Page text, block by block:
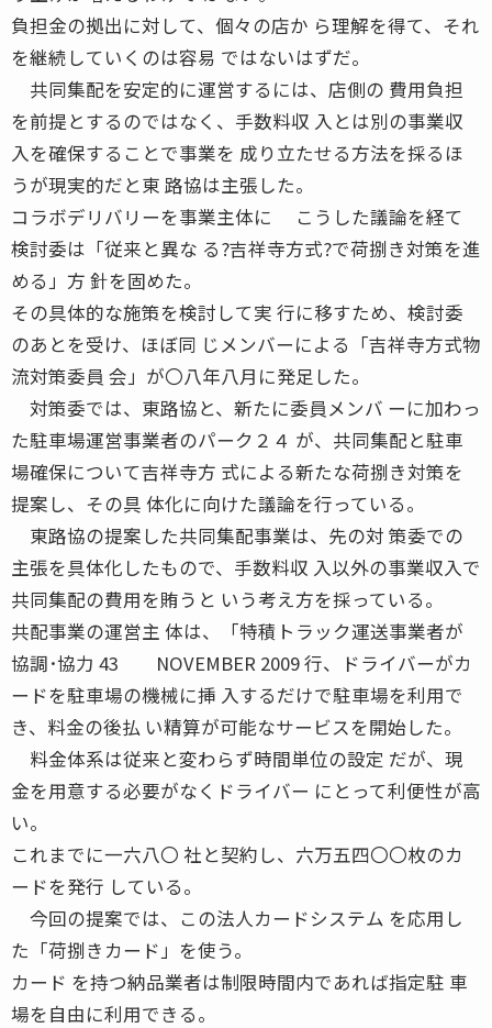
負担金の拠出に対して、個々の店か ら理解を得て、それ
を継続していくのは容易 ではないはずだ。
共同集配を安定的に運営するには、店側の 費用負担
を前提とするのではなく、手数料収 入とは別の事業収
入を確保することで事業を 成り立たせる方法を採るほ
うが現実的だと東 路協は主張した。
コラボデリバリーを事業主体に こうした議論を経て
検討委は「従来と異な る?吉祥寺方式?で荷捌き対策を進
める」方 針を固めた。
その具体的な施策を検討して実 行に移すため、検討委
のあとを受け、ほぼ同 じメンバーによる「吉祥寺方式物
流対策委員 会」が〇八年八月に発足した。
対策委では、東路協と、新たに委員メンバ ーに加わっ
た駐車場運営事業者のパーク２４ が、共同集配と駐車
場確保について吉祥寺方 式による新たな荷捌き対策を
提案し、その具 体化に向けた議論を行っている。
東路協の提案した共同集配事業は、先の対 策委での
主張を具体化したもので、手数料収 入以外の事業収入で
共同集配の費用を賄うと いう考え方を採っている。
共配事業の運営主 体は、「特積トラック運送事業者が
協調･協力 43 NOVEMBER 2009 行、ドライバーがカ
ードを駐車場の機械に挿 入するだけで駐車場を利用で
き、料金の後払 い精算が可能なサービスを開始した。
料金体系は従来と変わらず時間単位の設定 だが、現
金を用意する必要がなくドライバー にとって利便性が高
い。
これまでに一六八〇 社と契約し、六万五四〇〇枚のカ
ードを発行 している。
今回の提案では、この法人カードシステム を応用し
た「荷捌きカード」を使う。
カード を持つ納品業者は制限時間内であれば指定駐 車
場を自由に利用できる。